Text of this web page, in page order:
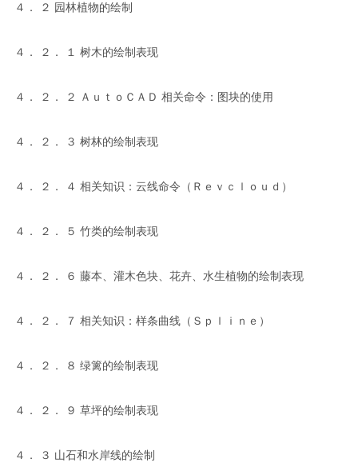
４． ２ 园林植物的绘制
４． ２． １ 树木的绘制表现
４． ２． ２ ＡｕｔｏＣＡＤ 相关命令：图块的使用
４． ２． ３ 树林的绘制表现
４． ２． ４ 相关知识：云线命令（Ｒｅｖｃｌｏｕｄ）
４． ２． ５ 竹类的绘制表现
４． ２． ６ 藤本、灌木色块、花卉、水生植物的绘制表现
４． ２． ７ 相关知识：样条曲线（Ｓｐｌｉｎｅ）
４． ２． ８ 绿篱的绘制表现
４． ２． ９ 草坪的绘制表现
４． ３ 山石和水岸线的绘制